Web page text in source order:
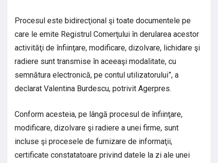
Procesul este bidirecţional şi toate documentele pe
care le emite Registrul Comerţului în derularea acestor
activităţi de înfiinţare, modificare, dizolvare, lichidare şi
radiere sunt transmise în aceeaşi modalitate, cu
semnătura electronică, pe contul utilizatorului”, a
declarat Valentina Burdescu, potrivit Agerpres.
Conform acesteia, pe lângă procesul de înfiinţare,
modificare, dizolvare şi radiere a unei firme, sunt
incluse şi procesele de furnizare de informaţii,
certificate constatatoare privind datele la zi ale unei